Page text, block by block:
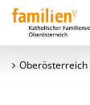
Oberösterreich